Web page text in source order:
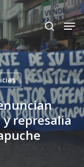
search
represalia
Close
Menu